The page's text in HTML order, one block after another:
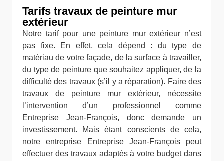
Tarifs travaux de peinture mur
extérieur
Notre tarif pour une peinture mur extérieur n’est
pas fixe. En effet, cela dépend : du type de
matériau de votre façade, de la surface à travailler,
du type de peinture que souhaitez appliquer, de la
difficulté des travaux (s’il y a réparation). Faire des
travaux de peinture mur extérieur, nécessite
l’intervention d’un professionnel comme
Entreprise Jean-François, donc demande un
investissement. Mais étant conscients de cela,
notre entreprise Entreprise Jean-François peut
effectuer des travaux adaptés à votre budget dans